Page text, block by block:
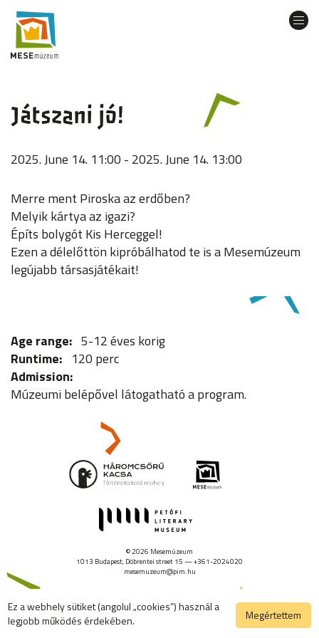
main
content
Játszani jó!
2025. June 14. 11:00 - 2025. June 14. 13:00
Merre ment Piroska az erdőben?
Melyik kártya az igazi?
Építs bolygót Kis Herceggel!
Ezen a délelőttön kipróbálhatod te is a Mesemúzeum
legújabb társasjátékait!
Age range
5-12 éves korig
Runtime
120 perc
Admission
Múzeumi belépővel látogatható a program.
© 2026 Mesemúzeum
1013 Budapest, Döbrentei street 15 — +361-2024020
mesemuzeum@pim.hu
Ez a webhely sütiket (angolul „cookies”) használ a
legjobb működés érdekében.
Megértettem